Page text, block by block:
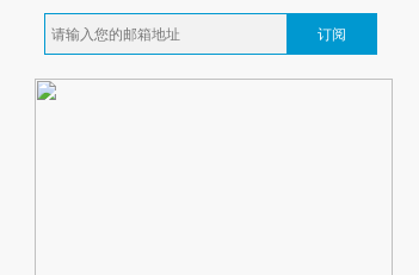
订阅